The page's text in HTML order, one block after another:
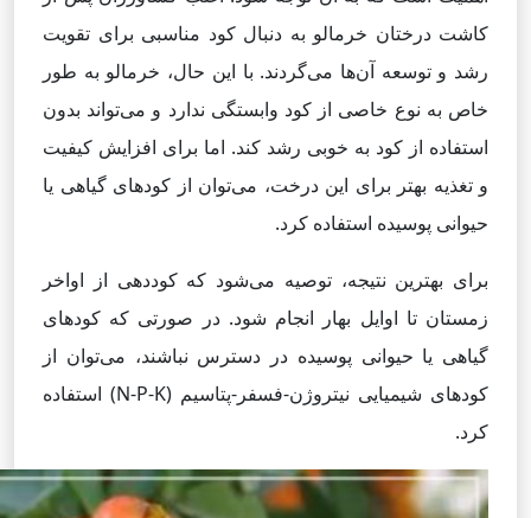
کاشت درختان خرمالو به دنبال کود مناسبی برای تقویت
رشد و توسعه آن‌ها می‌گردند. با این حال، خرمالو به طور
خاص به نوع خاصی از کود وابستگی ندارد و می‌تواند بدون
استفاده از کود به خوبی رشد کند. اما برای افزایش کیفیت
و تغذیه بهتر برای این درخت، می‌توان از کودهای گیاهی یا
حیوانی پوسیده استفاده کرد.
برای بهترین نتیجه، توصیه می‌شود که کوددهی از اواخر
زمستان تا اوایل بهار انجام شود. در صورتی که کودهای
گیاهی یا حیوانی پوسیده در دسترس نباشند، می‌توان از
کودهای شیمیایی نیتروژن-فسفر-پتاسیم (N-P-K) استفاده
کرد.